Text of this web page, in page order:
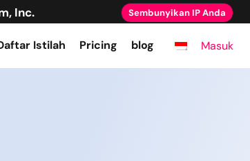
Inc. Sembunyikan IP Anda
Istilah Pricing blog Masuk